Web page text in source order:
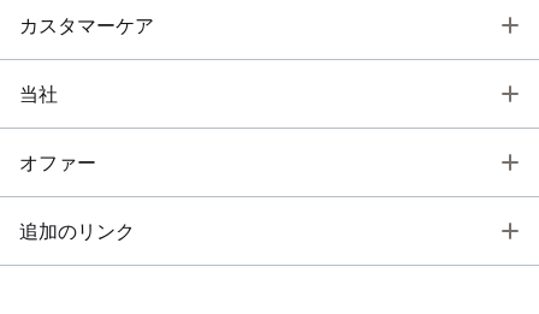
カスタマーケア
当社
オファー
追加のリンク